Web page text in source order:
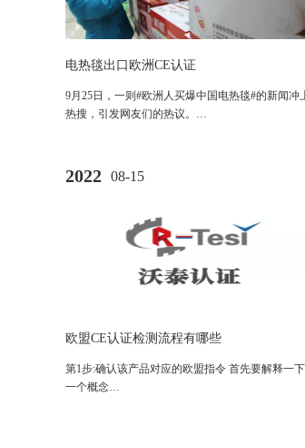
电热毯出口欧洲CE认证
9月25日，一则#欧洲人买爆中国电热毯#的新闻冲
热搜，引发网友们的热议。…
2022 08-15
欧盟CE认证检测流程有哪些
第1步:确认该产品对应的欧盟指令 首先要解释一下
一个概念…